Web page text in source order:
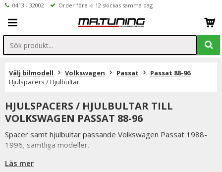
0413 - 32002 Order före kl 12 skickas samma dag
Välj bilmodell Volkswagen Passat
Passat 88-96
Hjulspacers / Hjulbultar
HJULSPACERS / HJULBULTAR TILL
VOLKSWAGEN PASSAT 88-96
Spacer samt hjulbultar passande Volkswagen Passat 1988-
1996, samtliga modeller.
Läs mer